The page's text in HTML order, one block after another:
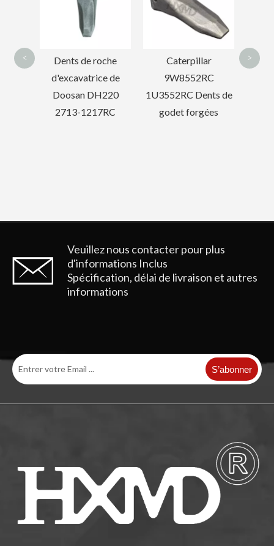
de
Dents de roche
d'excavatrice de
Doosan DH220
2713-1217RC
Caterpillar
9W8552RC
1U3552RC Dents de
godet forgées
< >
Veuillez nous contacter pour plus
d'informations Inclus
Spécification, délai de livraison et autres
informations
S’abonner